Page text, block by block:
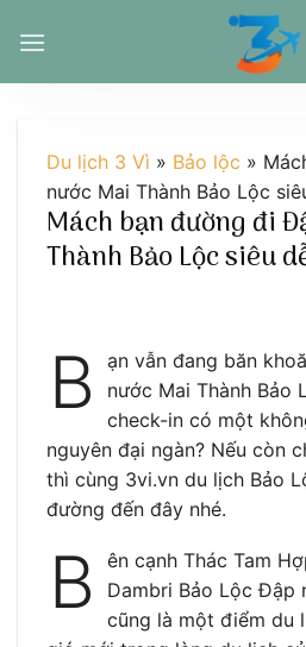
đến
Du lịch 3 Vì » Bảo lộc »
nước Mai Thành Bảo Lộc
Mách bạn đường đi
Thành Bảo Lộc siêu
B
ạn vẫn đang băn
nước Mai Thành Bảo
check-in có một
nguyên đại ngàn? Nếu còn
thì cùng 3vi.vn du lịch Bảo
đường đến đây nhé.
B
ên cạnh Thác Tam
Dambri Bảo Lộc Đập
cũng là một điểm du